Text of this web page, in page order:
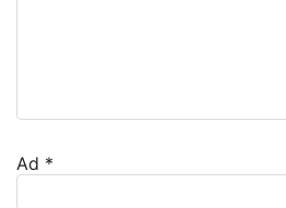
Ad *